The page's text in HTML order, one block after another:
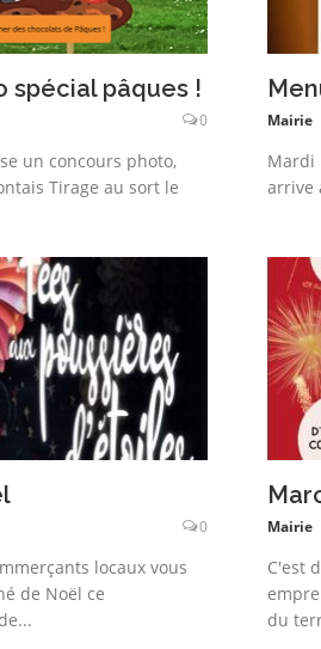
spécial pâques !
0
un concours photo,
Tirage au sort le
Mairie
Mardi
arrive
0
locaux vous
de Noël ce
Mairie
C'est
du